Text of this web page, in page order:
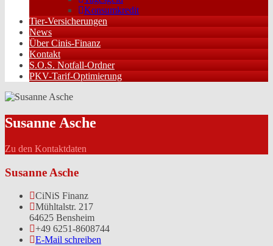
Konsumkredit
Tier-Versicherungen
News
Über Cinis-Finanz
Kontakt
S.O.S. Notfall-Ordner
PKV-Tarif-Optimierung
Susanne Asche
Zu den Kontaktdaten
Susanne Asche
CiNiS Finanz
Mühltalstr. 217
64625 Bensheim
+49 6251-8608744
E-Mail schreiben